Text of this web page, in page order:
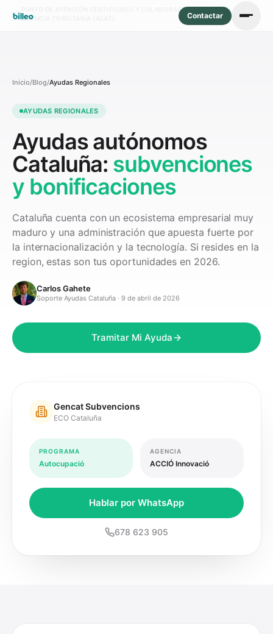
Contactar
PUNTO DE ATENCIÓN CERTIFICADO Y COLABORADOR SOCIAL DE LA
AGENCIA TRIBUTARIA (AEAT)
Inicio/Blog/Ayudas Regionales
AYUDAS REGIONALES
Ayudas autónomos
Cataluña: subvenciones
y bonificaciones
Cataluña cuenta con un ecosistema empresarial muy
maduro y una administración que apuesta fuerte por
la internacionalización y la tecnología. Si resides en la
region, estas son tus oportunidades en 2026.
Carlos Gahete
Soporte Ayudas Cataluña · 9 de abril de 2026
Tramitar Mi Ayuda
Gencat Subvencions
ECO Cataluña
PROGRAMA
Autocupació
AGENCIA
ACCIÓ Innovació
Hablar por WhatsApp
678 623 905